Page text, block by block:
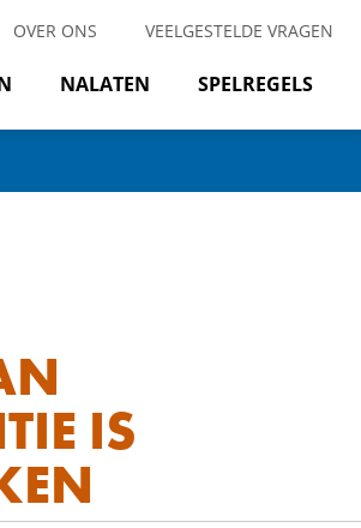
OVER ONS VEELGESTELDE VRAGEN
NALATEN SPELREGELS
IS